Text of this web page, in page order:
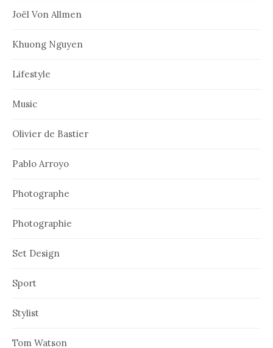
Joël Von Allmen
Khuong Nguyen
Lifestyle
Music
Olivier de Bastier
Pablo Arroyo
Photographe
Photographie
Set Design
Sport
Stylist
Tom Watson